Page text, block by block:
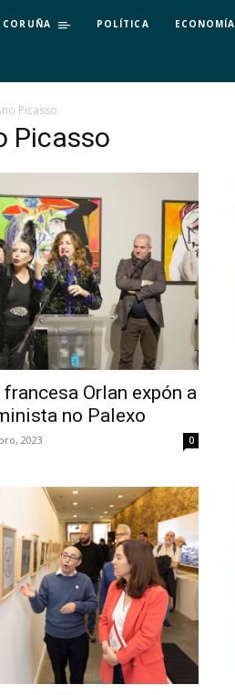
CORUÑA POLÍTICA ECONOMÍA
Picasso
Picasso
Orlan expón a
no Palexo
2023 0